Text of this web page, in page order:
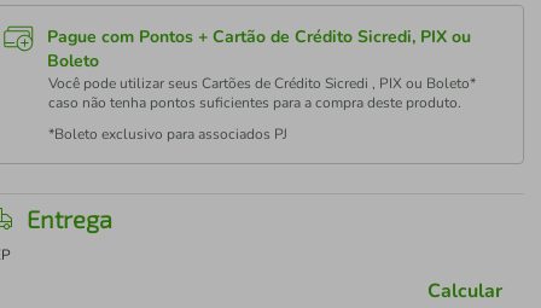
Pague com Pontos + Cartão de Crédito Sicredi, PIX ou
Boleto
Você pode utilizar seus Cartões de Crédito Sicredi , PIX ou Boleto*
caso não tenha pontos suficientes para a compra deste produto.
*Boleto exclusivo para associados PJ
Entrega
Calcular